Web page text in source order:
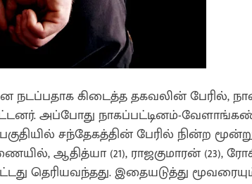
நடப்பதாக கிடைத்த தகவலின் பேரில்,
அப்போது நாகப்பட்டினம்-
சந்தேகத்தின் பேரில் நின்ற
ஆதித்யா (21), ராஜகுமாரன் (23),
தெரியவந்தது. இதையடுத்து